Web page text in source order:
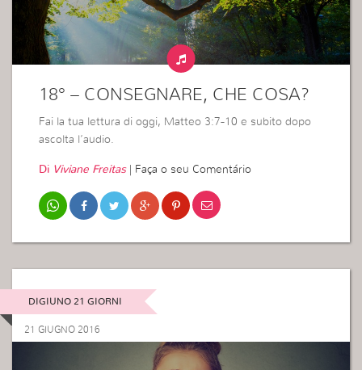
18° – CONSEGNARE, CHE COSA?
Fai la tua lettura di oggi, Matteo 3:7-10 e subito dopo
ascolta l’audio.
Di Viviane Freitas| Faça o seu Comentário
DIGIUNO 21 GIORNI
21 GIUGNO 2016